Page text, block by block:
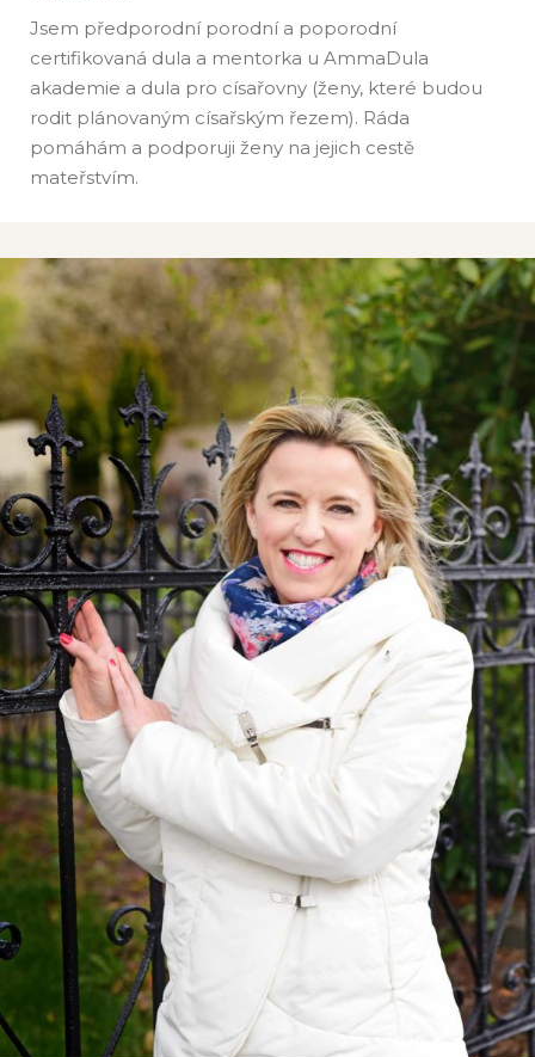
Dagmar Ludvíčková
Jihomoravský
Jsem předporodní porodní a poporodní
certifikovaná dula a mentorka u AmmaDula
akademie a dula pro císařovny (ženy, které budou
rodit plánovaným císařským řezem). Ráda
pomáhám a podporuji ženy na jejich cestě
mateřstvím.